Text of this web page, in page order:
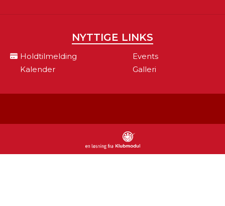
NYTTIGE LINKS
Holdtilmelding
Events
Kalender
Galleri